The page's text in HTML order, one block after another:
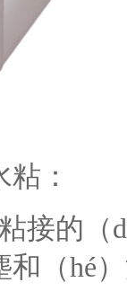
：
接的（
（hé